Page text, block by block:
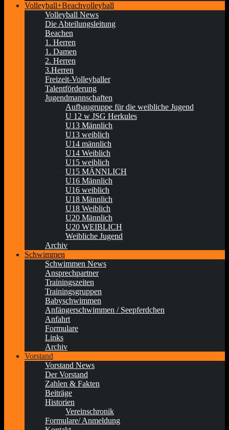
Volleyball+Beachvolleyball
Volleyball News
Die Abteilungsleitung
Beachen
1. Herren
1. Damen
2. Herren
3.Herren
Freizeit-Volleyballer
Talentförderung
Jugendmannschaften
Aufbaugruppe für die weibliche Jugend
U 12 w JSG Herkules
U13 Männlich
U13 weiblich
U14 männlich
U14 Weiblich
U15 weiblich
U15 MÄNNLICH
U16 Männlich
U16 weiblich
U18 Männlich
U18 Weiblich
U20 Männlich
U20 WEIBLICH
Weibliche Jugend
Archiv
Schwimmen
Schwimmen News
Ansprechpartner
Trainingszeiten
Trainingsgruppen
Babyschwimmen
Anfängerschwimmen / Seepferdchen
Anfahrt
Formulare
Links
Archiv
Vorstand
Vorstand News
Der Vorstand
Zahlen & Fakten
Beiträge
Historien
Vereinschronik
Formulare/ Anmeldung